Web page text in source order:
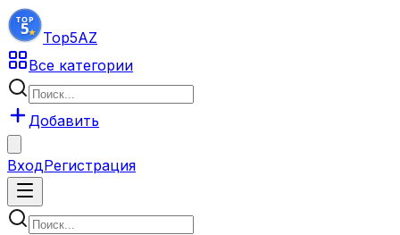
Top5AZ
Все категории
Добавить
ВходРегистрация